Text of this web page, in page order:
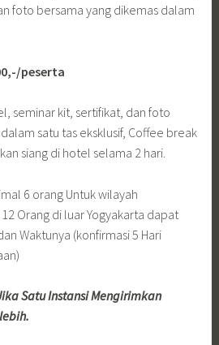
foto bersama yang dikemas dalam
peserta
seminar kit, sertifikat, dan foto
satu tas eksklusif, Coffee break
siang di hotel selama 2 hari.
6 orang Untuk wilayah
Orang di luar Yogyakarta dapat
Waktunya (konfirmasi 5 Hari
Satu Instansi Mengirimkan